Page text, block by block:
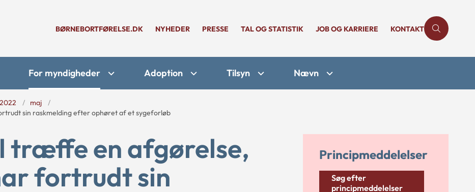
BØRNEBORTFØRELSE.DK NYHEDER PRESSE TAL OG STATISTIK JOB OG KARRIERE KONTAKT
For myndigheder Adoption Tilsyn Nævn
2022
maj
sin raskmelding efter ophøret af et sygeforløb
træffe en afgørelse,
fortrudt sin
Principmeddelelser
Søg efter
principmeddelelser